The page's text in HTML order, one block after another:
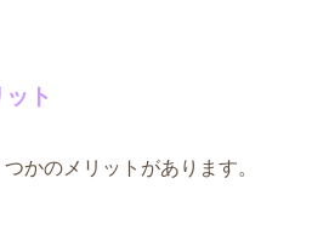
ト
かのメリットがあります。